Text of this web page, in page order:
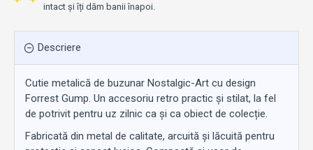
intact și îți dăm banii înapoi.
Descriere
Cutie metalică de buzunar Nostalgic-Art cu design
Forrest Gump. Un accesoriu retro practic și stilat, la fel
de potrivit pentru uz zilnic ca și ca obiect de colecție.
Fabricată din metal de calitate, arcuită și lăcuită pentru